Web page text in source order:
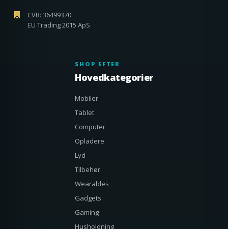
CVR: 36499370
EU Trading 2015 ApS
SHOP EFTER
Hovedkategorier
Mobiler
Tablet
Computer
Opladere
Lyd
Tilbehør
Wearables
Gadgets
Gaming
Husholdning